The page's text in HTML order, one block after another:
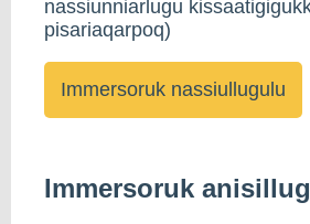
nassiunniarlugu
pisariaqarpoq)
Immersoruk